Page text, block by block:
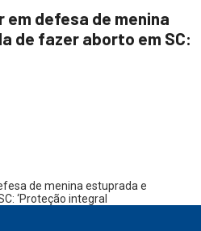
em defesa de menina
de fazer aborto em SC: